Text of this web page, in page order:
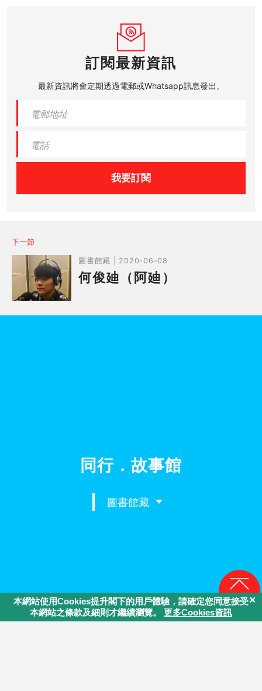
訂閱最新資訊
最新資訊將會定期透過電郵或Whatsapp訊息發出。
我要訂閱
同行．故事館
圖書館藏
下一節
圖書館藏 | 2020-06-08
何俊廸（阿廸）
回頁頂